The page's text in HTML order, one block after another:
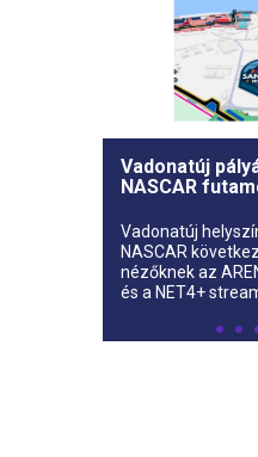
Vadonatúj
NASCAR
Vadonatúj
NASCAR
nézőknek az
és a NET4+